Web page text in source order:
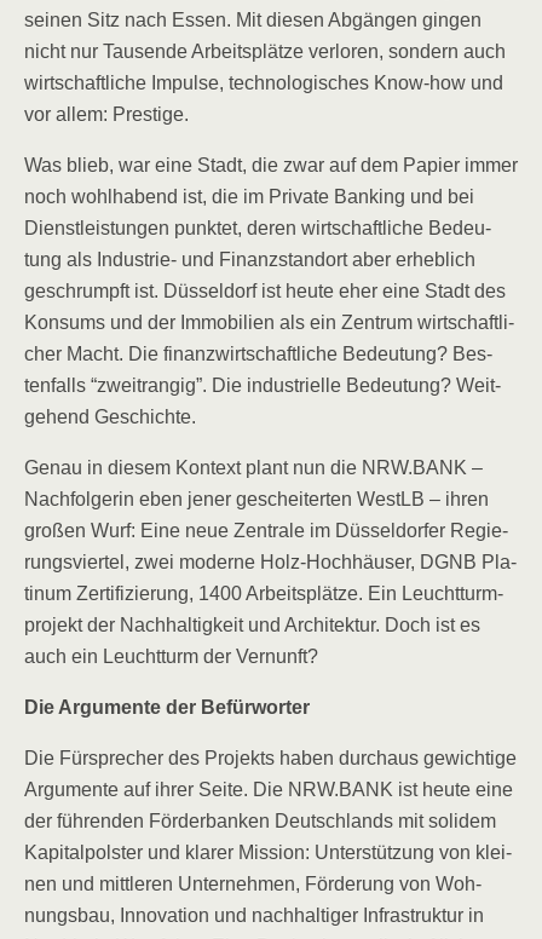
sei­nen Sitz nach Essen. Mit die­sen Abgän­gen gin­gen
nicht nur Tau­sen­de Arbeits­plät­ze ver­lo­ren, son­dern auch
wirt­schaft­li­che Impul­se, tech­no­lo­gi­sches Know-how und
vor allem: Prestige.
Was blieb, war eine Stadt, die zwar auf dem Papier immer
noch wohl­ha­bend ist, die im Pri­va­te Ban­king und bei
Dienst­leis­tun­gen punk­tet, deren wirt­schaft­li­che Bedeu­
tung als Indus­trie- und Finanz­stand­ort aber erheb­lich
geschrumpft ist. Düs­sel­dorf ist heu­te eher eine Stadt des
Kon­sums und der Immo­bi­li­en als ein Zen­trum wirt­schaft­li­
cher Macht. Die finanz­wirt­schaft­li­che Bedeu­tung? Bes­
ten­falls “zweit­ran­gig”. Die indus­tri­el­le Bedeu­tung? Weit­
ge­hend Geschichte.
Genau in die­sem Kon­text plant nun die NRW.BANK –
Nach­fol­ge­rin eben jener geschei­ter­ten WestLB – ihren
gro­ßen Wurf: Eine neue Zen­tra­le im Düs­sel­dor­fer Regie­
rungs­vier­tel, zwei moder­ne Holz-Hoch­häu­ser, DGNB Pla­
ti­num Zer­ti­fi­zie­rung, 1400 Arbeits­plät­ze. Ein Leucht­turm­
pro­jekt der Nach­hal­tig­keit und Archi­tek­tur. Doch ist es
auch ein Leucht­turm der Vernunft?
Die Argu­men­te der Befürworter
Die Für­spre­cher des Pro­jekts haben durch­aus gewich­ti­ge
Argu­men­te auf ihrer Sei­te. Die NRW.BANK ist heu­te eine
der füh­ren­den För­der­ban­ken Deutsch­lands mit soli­dem
Kapi­tal­pols­ter und kla­rer Mis­si­on: Unter­stüt­zung von klei­
nen und mitt­le­ren Unter­neh­men, För­de­rung von Woh­
nungs­bau, Inno­va­ti­on und nach­hal­ti­ger Infra­struk­tur in